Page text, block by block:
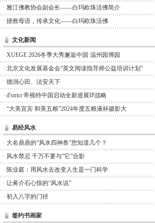
· 雅江佛教协会副会长——白玛欧珠活佛简介
· 拯救母语，传承文化——白玛欧珠活佛
文化新闻
· XUEGE 2026冬季大秀邂逅中国·温州园博园
· 北京文化发展基金会“英文阅读指导师公益培训计划”
· 德润心田、法安天下
· d'strict 帝视特中国启动全新巡展IP战略
· “大美宜宾 和美五粮”2024年度五粮液杯摄影大
易经风水
· 大名鼎鼎的“风水四神兽”您知道几个？
· 风水禁忌 千万不要与“它”合影
· 陈业庭：用风水去改变人生是一门科学
· 让蒋介石心惊的“风水说”
· 初入八字的门径
签约书画家